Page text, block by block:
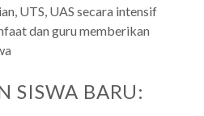
UTS, UAS secara intensif
dan guru memberikan
SISWA BARU: